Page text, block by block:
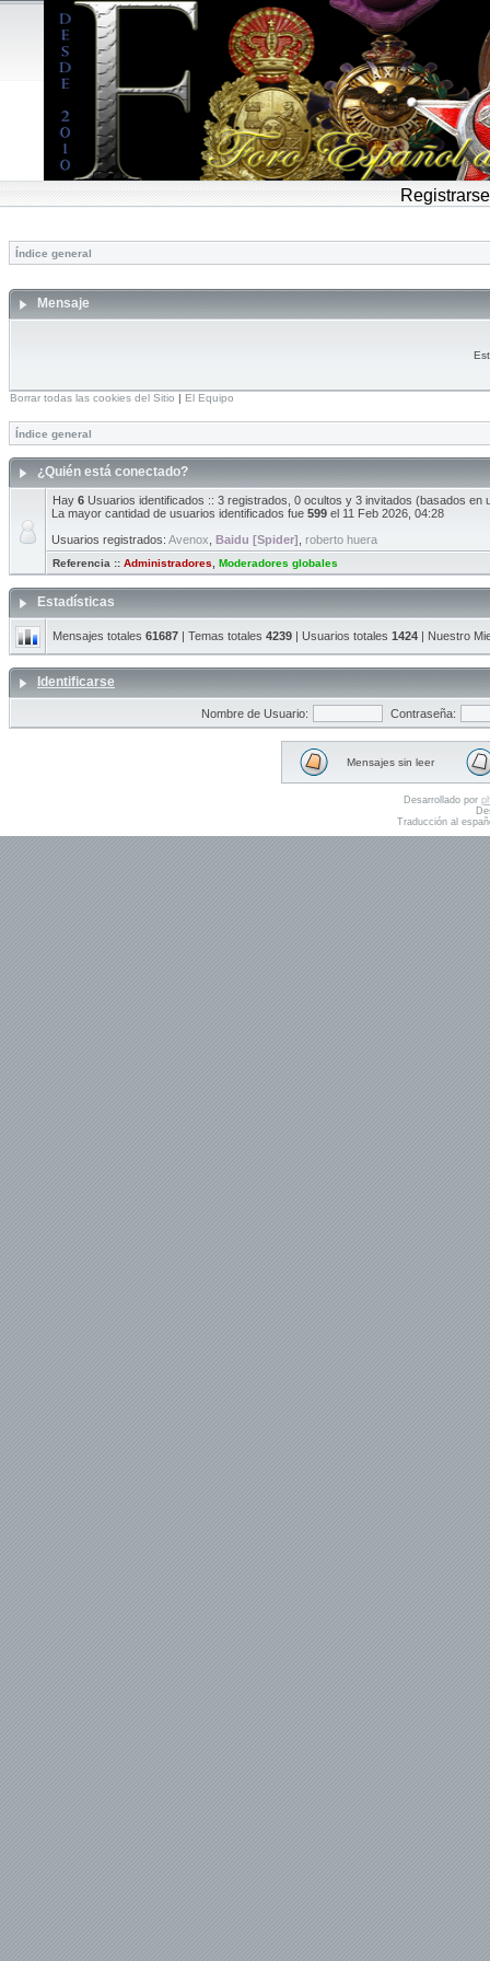
Registrarse
Índice general
Mensaje
Borrar todas las cookies del Sitio | El Equipo
Índice general
¿Quién está conectado?
Hay 6 Usuarios identificados :: 3 registrados, 0 ocultos y 3 invitados (basados en
La mayor cantidad de usuarios identificados fue 599 el 11 Feb 2026, 04:28
Usuarios registrados: Avenox Baidu [Spider] roberto huera
Referencia :: Administradores Moderadores globales
Estadísticas
Mensajes totales 61687 | Temas totales 4239 | Usuarios totales 1424 | Nuestro
Identificarse
Nombre de Usuario: Contraseña:
Mensajes sin leer
Desarrollado por
Traducción al